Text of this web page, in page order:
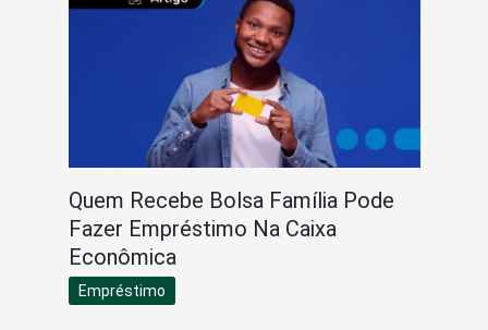
Quem Recebe Bolsa Família Pode
Fazer Empréstimo Na Caixa
Econômica
Empréstimo